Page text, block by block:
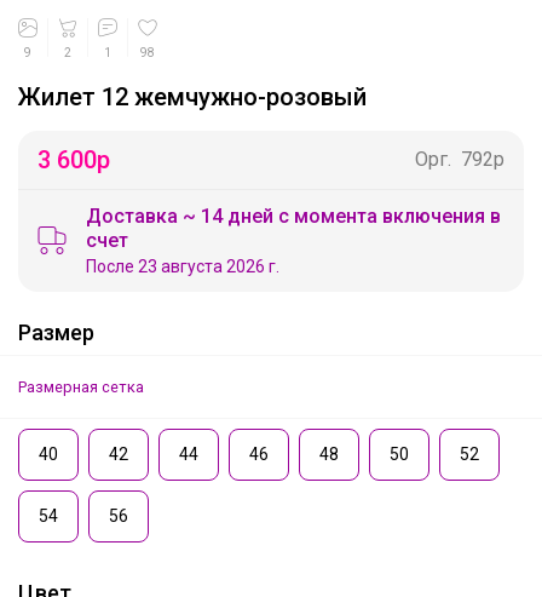
9 2 1 98
Жилет 12 жемчужно-розовый
3 600р Орг. 792р
Доставка ~ 14 дней с момента включения в
счет
После 23 августа 2026 г.
Размер
Размерная сетка
40 42 44 46 48 50 52
54 56